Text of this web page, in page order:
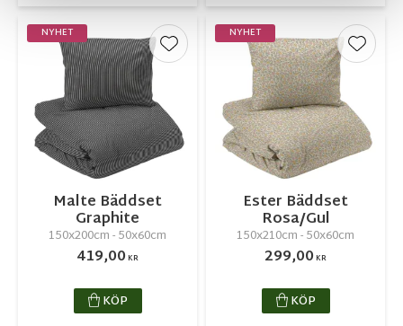
Malte Bäddset
Graphite
150x200cm - 50x60cm
419,00KR
NYHET
Lägg till i favoriter
KÖP
Ester Bäddset
Rosa/Gul
150x210cm - 50x60cm
299,00KR
NYHET
Lägg
KÖP